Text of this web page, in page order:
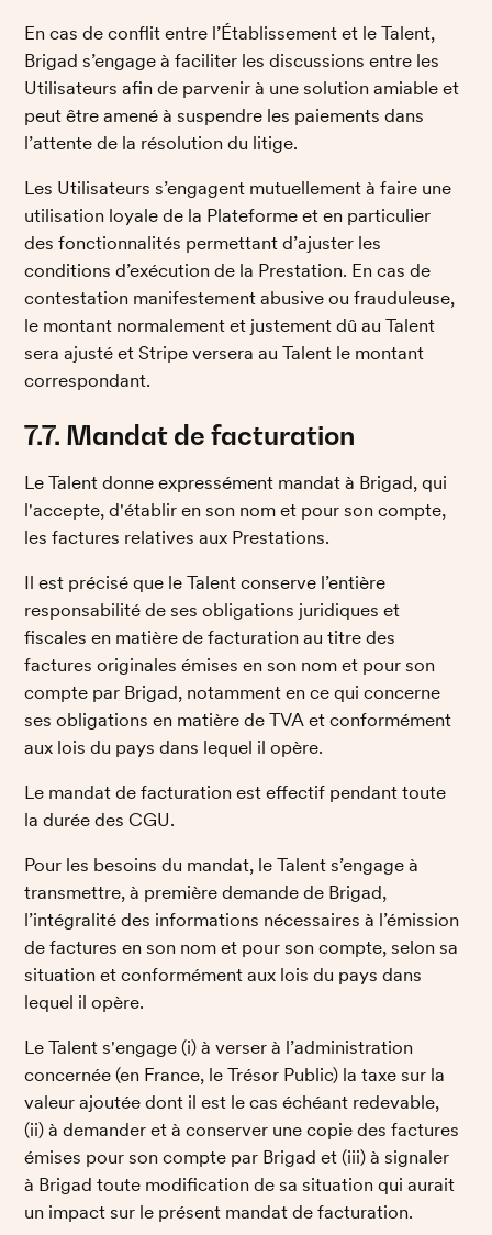
En cas de conflit entre l’Établissement et le Talent,
Brigad s’engage à faciliter les discussions entre les
Utilisateurs afin de parvenir à une solution amiable et
peut être amené à suspendre les paiements dans
l’attente de la résolution du litige.
Les Utilisateurs s’engagent mutuellement à faire une
utilisation loyale de la Plateforme et en particulier
des fonctionnalités permettant d’ajuster les
conditions d’exécution de la Prestation. En cas de
contestation manifestement abusive ou frauduleuse,
le montant normalement et justement dû au Talent
sera ajusté et Stripe versera au Talent le montant
correspondant.
7.7. Mandat de facturation
Le Talent donne expressément mandat à Brigad, qui
l'accepte, d'établir en son nom et pour son compte,
les factures relatives aux Prestations.
Il est précisé que le Talent conserve l’entière
responsabilité de ses obligations juridiques et
fiscales en matière de facturation au titre des
factures originales émises en son nom et pour son
compte par Brigad, notamment en ce qui concerne
ses obligations en matière de TVA et conformément
aux lois du pays dans lequel il opère.
Le mandat de facturation est effectif pendant toute
la durée des CGU.
Pour les besoins du mandat, le Talent s’engage à
transmettre, à première demande de Brigad,
l’intégralité des informations nécessaires à l’émission
de factures en son nom et pour son compte, selon sa
situation et conformément aux lois du pays dans
lequel il opère.
Le Talent s'engage (i) à verser à l’administration
concernée (en France, le Trésor Public) la taxe sur la
valeur ajoutée dont il est le cas échéant redevable,
(ii) à demander et à conserver une copie des factures
émises pour son compte par Brigad et (iii) à signaler
à Brigad toute modification de sa situation qui aurait
un impact sur le présent mandat de facturation.